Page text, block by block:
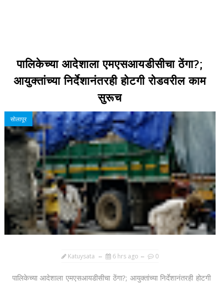
पालिकेच्या आदेशाला एमएसआयडीसीचा ठेंगा?;
आयुक्तांच्या निर्देशानंतरही होटगी रोडवरील काम
सुरूच
सोलापूर
Katuysata 6 hrs ago 0
पालिकेच्या आदेशाला एमएसआयडीसीचा ठेंगा?; आयुक्तांच्या निर्देशानंतरही होटगी